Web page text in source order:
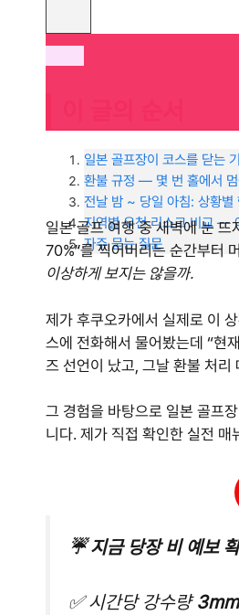
일본 골프장이 코스를 닫는
환불 규정 — 몇 번 홀에서
전날 밤 ~ 당일 아침: 상황별
지역별 우천 리스크 비교 —
자주 묻는 질문
일본 골프 여행 중 새벽에 눈
70%”를 찍어버리는 순간부터
이상하게 보지는 않을까.
제가 후쿠오카에서 실제로 이
스에 전화해서 물어봤는데 “현
즈 선언이 났고, 그날 환불 처
그 경험을 바탕으로 일본 골프
니다. 제가 직접 확인한 실전 매
☔ 지금 당장 비 예보
✅ 시간당 강수량